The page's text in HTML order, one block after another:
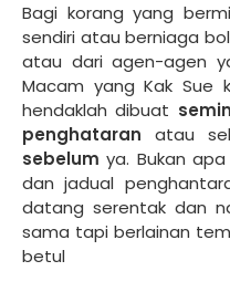
Bagi korang yang
sendiri atau berniaga
atau dari agen-agen
Macam yang Kak Sue
hendaklah dibuat
penghataran atau
sebelumya. Bukan
dan jadual
datang serentak dan
sama tapi berlainan
betul